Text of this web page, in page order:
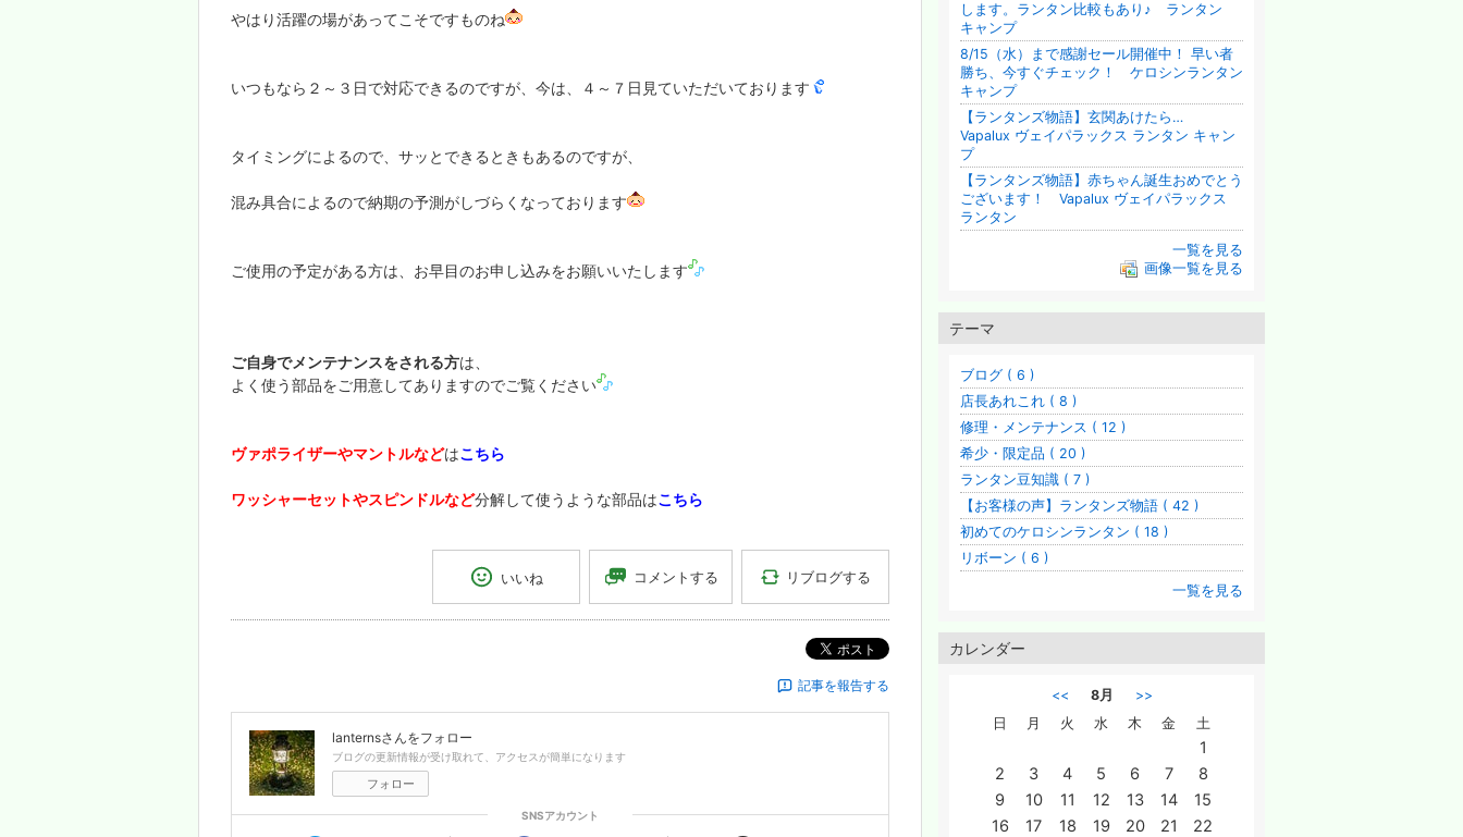
やはり活躍の場があってこそですものね
いつもなら２～３日で対応できるのですが、今は、４～７日見ていただいております
タイミングによるので、サッとできるときもあるのですが、
混み具合によるので納期の予測がしづらくなっております
ご使用の予定がある方は、お早目のお申し込みをお願いいたします
ご自身でメンテナンスをされる方は、
よく使う部品をご用意してありますのでご覧ください
ヴァポライザーやマントルなどはこちら
ワッシャーセットやスピンドルなど分解して使うような部品はこちら
いいね コメントする リブログする
ポスト
記事を報告する
lanternsさんをフォロー
ブログの更新情報が受け取れて、アクセスが簡単になります
フォロー
SNSアカウント
します。ランタン比較もあり♪ ランタン
キャンプ
8/15（水）まで感謝セール開催中！ 早い者
勝ち、今すぐチェック！ ケロシンランタン
キャンプ
【ランタンズ物語】玄関あけたら…
Vapalux ヴェイパラックス ランタン キャン
プ
【ランタンズ物語】赤ちゃん誕生おめでとう
ございます！ Vapalux ヴェイパラックス
ランタン
一覧を見る
画像一覧を見る
テーマ
ブログ ( 6 )
店長あれこれ ( 8 )
修理・メンテナンス ( 12 )
希少・限定品 ( 20 )
ランタン豆知識 ( 7 )
【お客様の声】ランタンズ物語 ( 42 )
初めてのケロシンランタン ( 18 )
リボーン ( 6 )
一覧を見る
カレンダー
<< 8月
>>
日
月 火 水 木 金 土
1
2
3 4 5 6 7
8
9
10 11 12 13 14
15
16
17 18 19 20 21
22